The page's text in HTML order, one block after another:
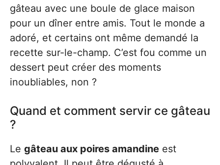
gâteau avec une boule de glace maison
pour un dîner entre amis. Tout le monde a
adoré, et certains ont même demandé la
recette sur-le-champ. C’est fou comme un
dessert peut créer des moments
inoubliables, non ?
Quand et comment servir ce gâteau
?
Le gâteau aux poires amandine est